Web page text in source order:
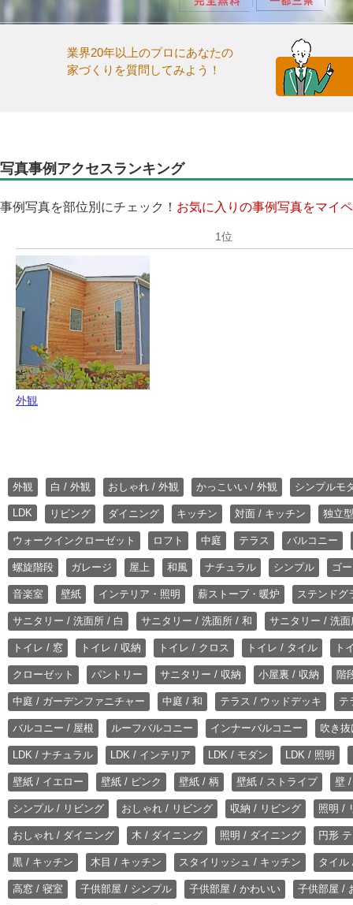
業界20年以上のプロにあなたの
家づくりを質問してみよう！
写真事例アクセスランキング
事例写真を部位別にチェック！ お気に入りの事例写真をマイ
外観
外観 白 / 外観 おしゃれ / 外観 かっこいい / 外観 シンプルモ
LDK リビング ダイニング キッチン 対面 / キッチン 独立
ウォークインクローゼット ロフト 中庭 テラス バルコニー
螺旋階段 ガレージ 屋上 和風 ナチュラル シンプル ゴ
音楽室 壁紙 インテリア・照明 薪ストーブ・暖炉 ステンドグ
サニタリー / 洗面所 / 白 サニタリー / 洗面所 / 和 サニタリー / 洗
トイレ / 窓 トイレ / 収納 トイレ / クロス トイレ / タイル ト
クローゼット パントリー サニタリー / 収納 小屋裏 / 収納 階
中庭 / ガーデンファニチャー 中庭 / 和 テラス / ウッドデッキ テ
バルコニー / 屋根 ルーフバルコニー インナーバルコニー 吹き
LDK / ナチュラル LDK / インテリア LDK / モダン LDK / 照明
壁紙 / イエロー 壁紙 / ピンク 壁紙 / 柄 壁紙 / ストライプ 壁
シンプル / リビング おしゃれ / リビング 収納 / リビング 照明 /
おしゃれ / ダイニング 木 / ダイニング 照明 / ダイニング 円形
黒 / キッチン 木目 / キッチン スタイリッシュ / キッチン タイル
高窓 / 寝室 子供部屋 / シンプル 子供部屋 / かわいい 子供部屋 /